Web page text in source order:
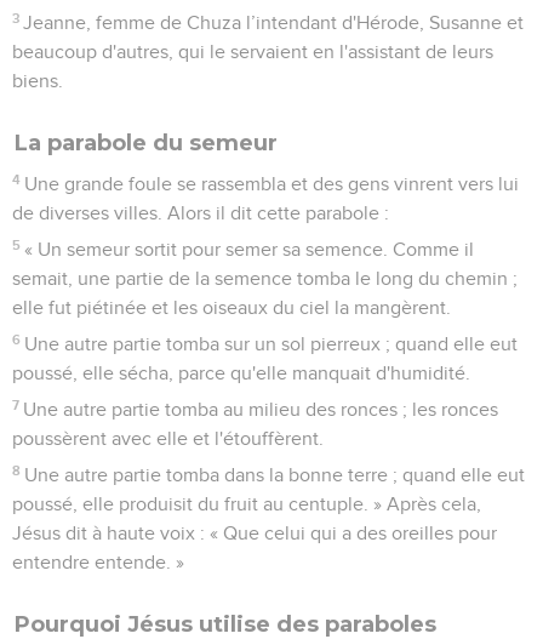
3 Jeanne, femme de Chuza l’intendant d'Hérode, Susanne et
beaucoup d'autres, qui le servaient en l'assistant de leurs
biens.
La parabole du semeur
4 Une grande foule se rassembla et des gens vinrent vers lui
de diverses villes. Alors il dit cette parabole :
5 « Un semeur sortit pour semer sa semence. Comme il
semait, une partie de la semence tomba le long du chemin ;
elle fut piétinée et les oiseaux du ciel la mangèrent.
6 Une autre partie tomba sur un sol pierreux ; quand elle eut
poussé, elle sécha, parce qu'elle manquait d'humidité.
7 Une autre partie tomba au milieu des ronces ; les ronces
poussèrent avec elle et l'étouffèrent.
8 Une autre partie tomba dans la bonne terre ; quand elle eut
poussé, elle produisit du fruit au centuple. » Après cela,
Jésus dit à haute voix : « Que celui qui a des oreilles pour
entendre entende. »
Pourquoi Jésus utilise des paraboles